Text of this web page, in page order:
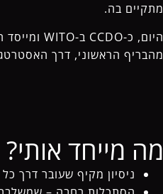
מתקיים בה.
מהבריף הראשוני, דרך
מה מייחד אותי?
ניסיון מקיף שעובר דרך